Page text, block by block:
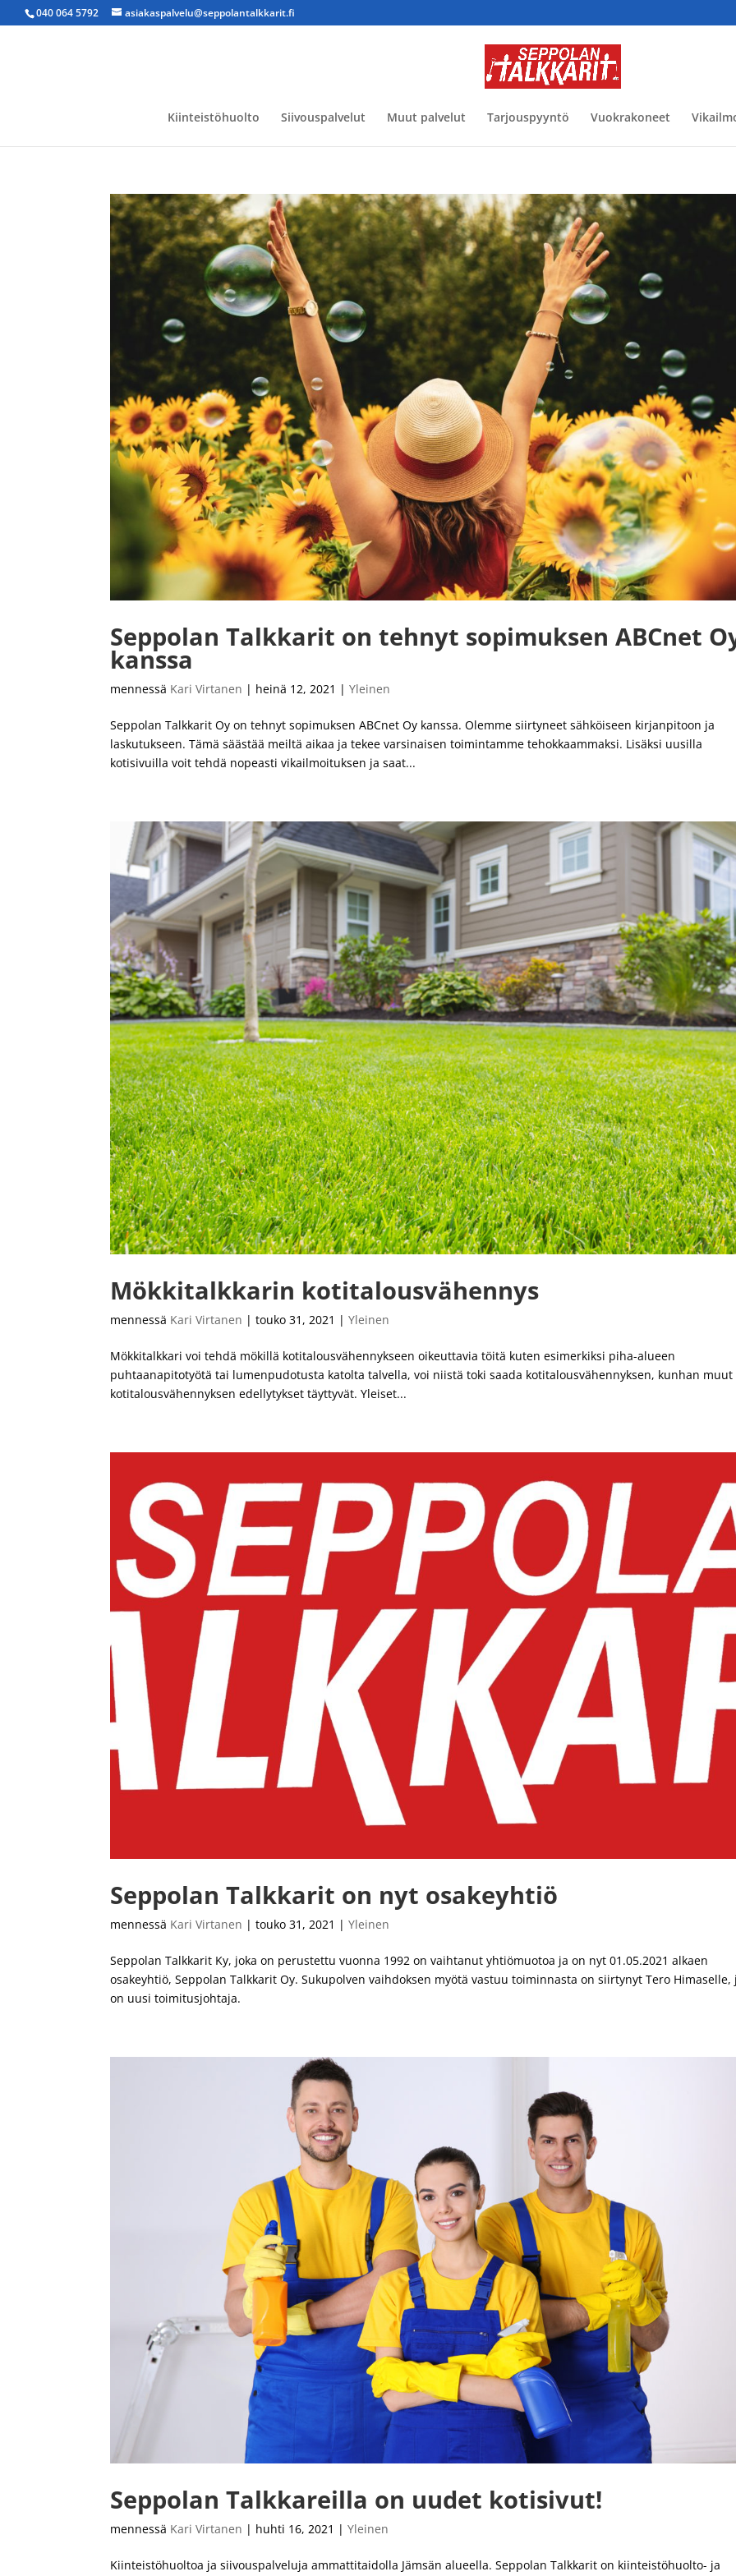
040 064 5792 asiakaspalvelu@seppolantalkkarit.fi
Kiinteistöhuolto Siivouspalvelut Muut palvelut Tarjouspyyntö Vuokrakoneet
Seppolan Talkkarit on tehnyt sopimuksen ABCnet
kanssa
mennessä Kari Virtanen | heinä 12, 2021 |Yleinen
Seppolan Talkkarit Oy on tehnyt sopimuksen ABCnet Oy kanssa. Olemme siirtyneet sähköiseen kirjanpitoon ja
laskutukseen. Tämä säästää meiltä aikaa ja tekee varsinaisen toimintamme tehokkaammaksi. Lisäksi uusilla
kotisivuilla voit tehdä nopeasti vikailmoituksen ja saat...
Mökkitalkkarin kotitalousvähennys
mennessä Kari Virtanen |touko 31, 2021 |Yleinen
Mökkitalkkari voi tehdä mökillä kotitalousvähennykseen oikeuttavia töitä kuten esimerkiksi piha-alueen
puhtaanapitotyötä tai lumenpudotusta katolta talvella, voi niistä toki saada kotitalousvähennyksen, kunhan muut
kotitalousvähennyksen edellytykset täyttyvät. Yleiset...
Seppolan Talkkarit on nyt osakeyhtiö
mennessä Kari Virtanen |touko 31, 2021 |Yleinen
Seppolan Talkkarit Ky, joka on perustettu vuonna 1992 on vaihtanut yhtiömuotoa ja on nyt 01.05.2021 alkaen
osakeyhtiö, Seppolan Talkkarit Oy. Sukupolven vaihdoksen myötä vastuu toiminnasta on siirtynyt Tero Himaselle,
on uusi toimitusjohtaja.
Seppolan Talkkareilla on uudet kotisivut!
mennessä Kari Virtanen | huhti 16, 2021 |Yleinen
Kiinteistöhuoltoa ja siivouspalveluja ammattitaidolla Jämsän alueella. Seppolan Talkkarit on kiinteistöhuolto- ja